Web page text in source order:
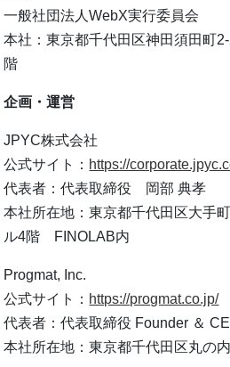
一般社団法人WebX実行委員会
本社：東京都千代田区神田須田町
階
企画・運営
JPYC株式会社
公式サイト： https://
代表者：代表取締役 岡部 典孝
本社所在地：東京都千代田区大手
ル4階 FINOLAB内
Progmat, Inc.
公式サイト： https://progmat.co.jp/
代表者：代表取締役 Founder ＆
本社所在地：東京都千代田区丸の